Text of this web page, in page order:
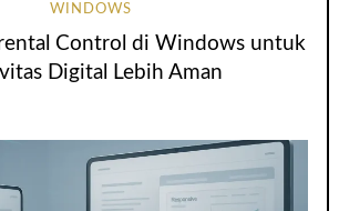
WINDOWS
Control di Windows untuk
Digital Lebih Aman